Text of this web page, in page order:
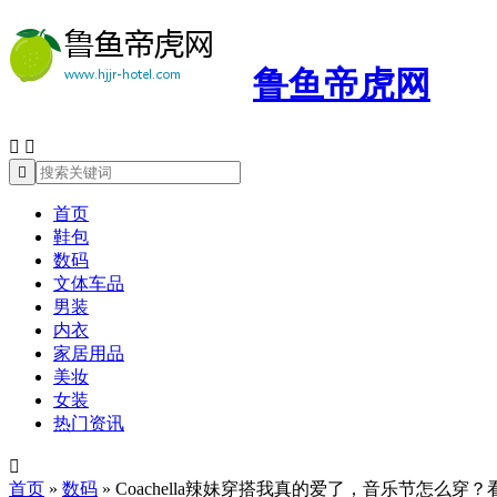
鲁鱼帝虎网
 

首页
鞋包
数码
文体车品
男装
内衣
家居用品
美妆
女装
热门资讯

首页 » 数码 » Coachella辣妹穿搭我真的爱了，音乐节怎么穿？